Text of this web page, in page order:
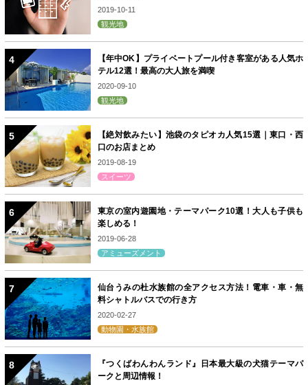
2019-10-11
観光地
【年中OK】プライベートプール付き客室がある人気ホ
テル12選！最高の大人旅を満喫
2020-09-10
観光地
【絶対飲みたい】池袋のタピオカ人気15選｜東口・西
口のお店まとめ
2019-08-19
スイーツ
東京の室内遊園地・テーマパーク10選！大人も子供も
楽しめる！
2019-06-28
アミューズメント
仙台うみの杜水族館の全アクセス方法！電車・車・無
料シャトルバスでの行き方
2020-02-27
動物園・水族館
『つくばわんわんランド』日本最大級の犬猫テーマパ
ークと周辺情報！